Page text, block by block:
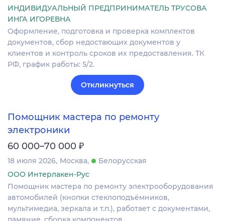
ИНДИВИДУАЛЬНЫЙ ПРЕДПРИНИМАТЕЛЬ ТРУСОВА
ИНГА ИГОРЕВНА
Оформление, подготовка и проверка комплектов
документов, сбор недостающих документов у
клиентов и контроль сроков их предоставления. ТК
РФ, график работы: 5/2.
Откликнуться
Помощник мастера по ремонту
электроники
60 000–70 000 ₽
18 июля 2026 Москва
Белорусская
ООО Интерлакен-Рус
Помощник мастера по ремонту электрооборудования
автомобилей (кнопки стеклоподъёмников,
мультимедиа, зеркала и т.п.), работает с документами,